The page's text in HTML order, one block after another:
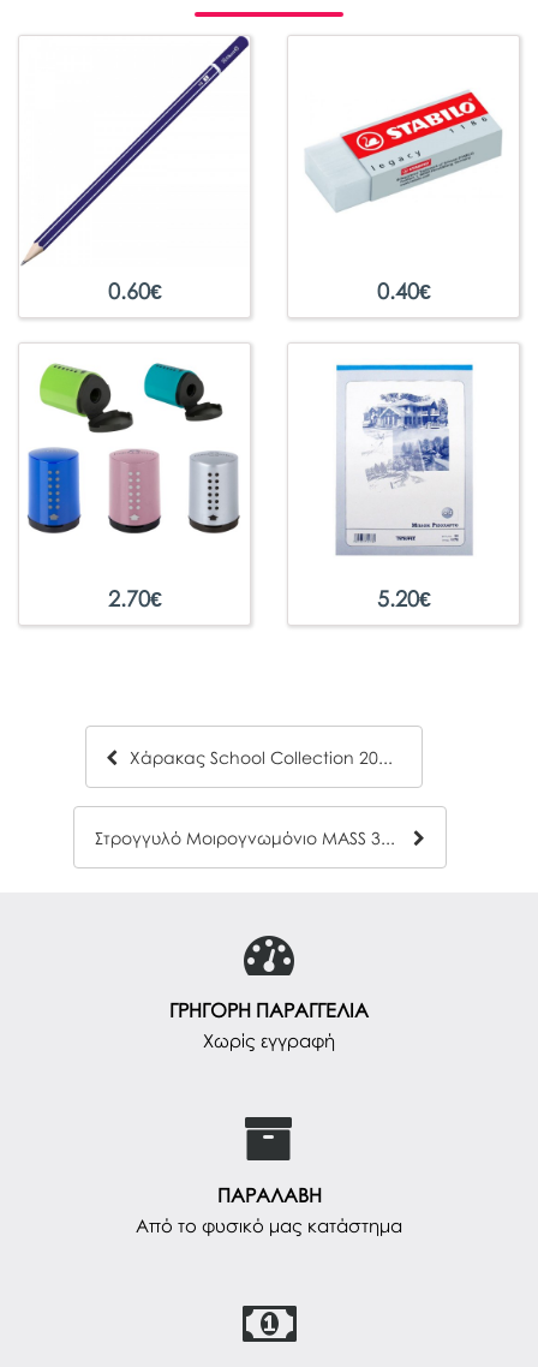
0.60€ 0.40€
2.70€ 5.20€
Χάρακας School Collection 20cm
Στρογγυλό Μοιρογνωμόνιο MASS 360ᵒ
ΓΡΗΓΟΡΗ ΠΑΡΑΓΓΕΛΙΑ
Χωρίς εγγραφή
ΠΑΡΑΛΑΒΗ
Από το φυσικό μας κατάστημα